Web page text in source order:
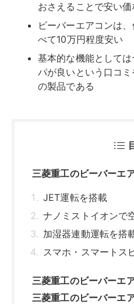
おさえることで安い
ビーバーエアコンは
べて10万円程度安い
基本的な機能として
パが良いという口コ
の製品である
三菱重工のビーバーエ
JET運転を搭載
ナノミストイオンで
加湿器連動運転を搭
スマホ・スマートス
三菱重工のビーバーエ
三菱重工のビーバーエ